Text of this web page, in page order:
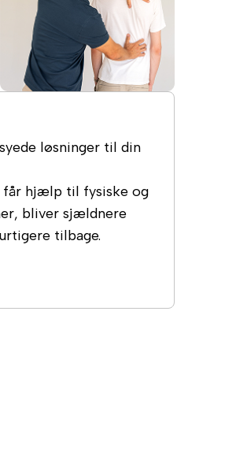
løsninger til din
får hjælp til fysiske og
bliver sjældnere
tilbage.